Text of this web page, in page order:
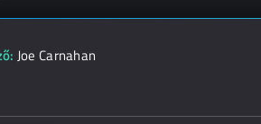
Joe Carnahan